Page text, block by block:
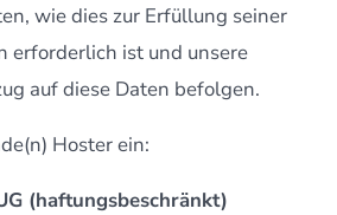
wie dies zur Erfüllung seiner
erforderlich ist und unsere
auf diese Daten befolgen.
Hoster ein:
(haftungsbeschränkt)